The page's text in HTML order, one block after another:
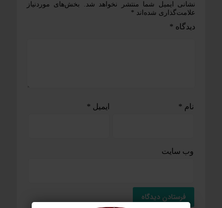
نشانی ایمیل شما منتشر نخواهد شد.
بخش‌های موردنیاز
علامت‌گذاری شده‌اند *
دیدگاه *
نام * ایمیل *
وب‌ سایت